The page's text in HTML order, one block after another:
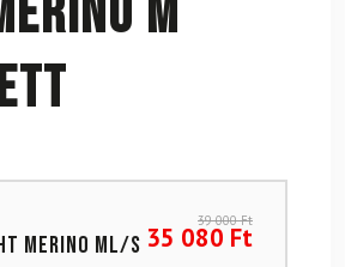
M
Merino ML/S
39 000Ft
35 080 Ft